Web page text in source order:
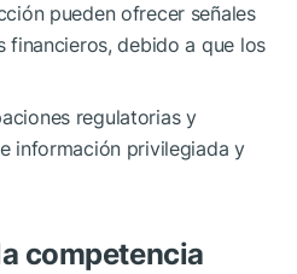
pueden ofrecer señales
financieros, debido a que los
regulatorias y
información privilegiada y
competencia